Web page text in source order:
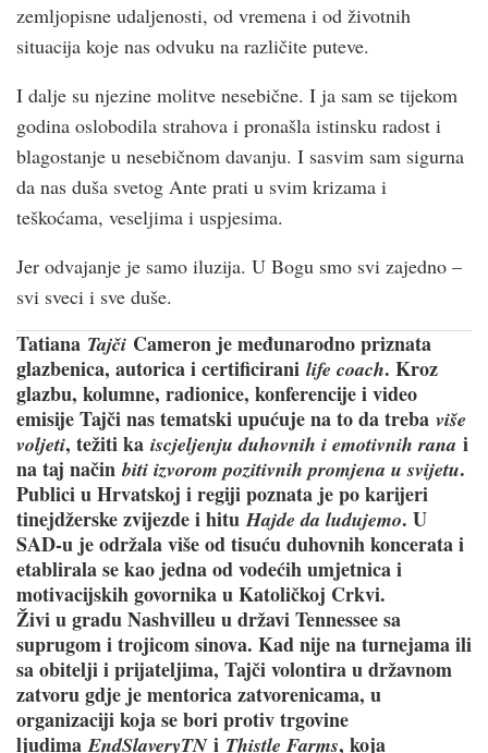
zemljopisne udaljenosti, od vremena i od životnih
situacija koje nas odvuku na različite puteve.
I dalje su njezine molitve nesebične. I ja sam se tijekom
godina oslobodila strahova i pronašla istinsku radost i
blagostanje u nesebičnom davanju. I sasvim sam sigurna
da nas duša svetog Ante prati u svim krizama i
teškoćama, veseljima i uspjesima.
Jer odvajanje je samo iluzija. U Bogu smo svi zajedno –
svi sveci i sve duše.
Tatiana Tajči Cameron je međunarodno priznata
glazbenica, autorica i certificirani life coach. Kroz
glazbu, kolumne, radionice, konferencije i video
emisije Tajči nas tematski upućuje na to da treba više
voljeti, težiti ka iscjeljenju duhovnih i emotivnih rana i
na taj načinbiti izvorom pozitivnih promjena u svijetu.
Publici u Hrvatskoj i regiji poznata je po karijeri
tinejdžerske zvijezde i hituHajde da ludujemo. U
SAD-u je održala više od tisuću duhovnih koncerata i
etablirala se kao jedna od vodećih umjetnica i
motivacijskih govornika u Katoličkoj Crkvi.
Živi u gradu Nashvilleu u državi Tennessee sa
suprugom i trojicom sinova. Kad nije na turnejama ili
sa obitelji i prijateljima, Tajči volontira u državnom
zatvoru gdje je mentorica zatvorenicama, u
organizaciji koja se bori protiv trgovine
ljudimaEndSlaveryTNi Thistle Farms, koja